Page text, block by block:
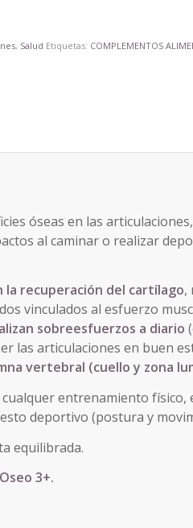
, Salud Etiquetas: COMPLEMENTOS
óseas en las
al caminar o realizar
la recuperación del cartílago,
vinculados al esfuerzo
sobreesfuerzos a diario
las articulaciones en buen
vertebral (cuello y zona
entrenamiento físico,
deportivo (postura y
equilibrada.
3+.